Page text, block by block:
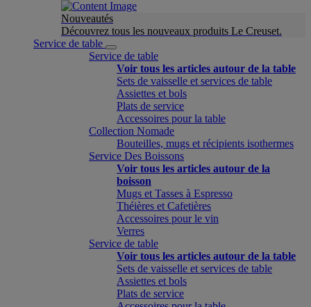
Nouveautés
Découvrez tous les nouveaux produits Le Creuset.
Service de table
Service de table
Voir tous les articles autour de la table
Sets de vaisselle et services de table
Assiettes et bols
Plats de service
Accessoires pour la table
Collection Nomade
Bouteilles, mugs et récipients isothermes
Service Des Boissons
Voir tous les articles autour de la
boisson
Mugs et Tasses à Espresso
Théières et Cafetières
Accessoires pour le vin
Verres
Service de table
Voir tous les articles autour de la table
Sets de vaisselle et services de table
Assiettes et bols
Plats de service